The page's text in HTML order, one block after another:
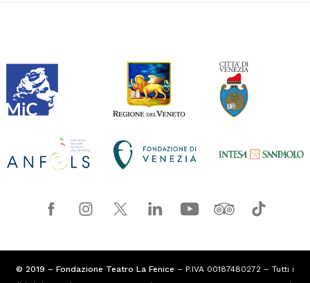
© 2019 – Fondazione Teatro La Fenice – P.IVA 00187480272 – Tutti i